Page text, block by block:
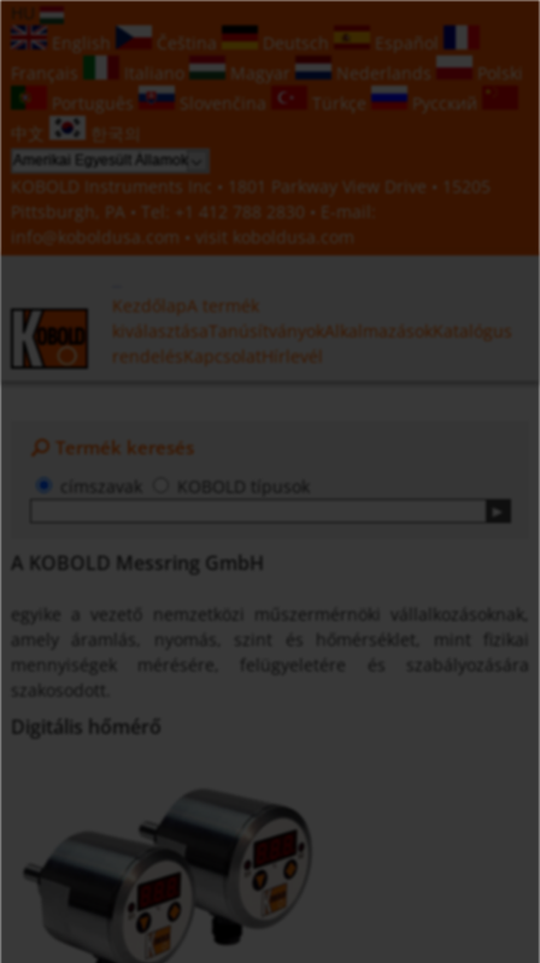
English
Čeština Deutsch
Español
Français
Italiano Magyar Nederlands
Polski
Português
Slovenčina Türkçe
Русский
中文
한국의
KOBOLD Instruments Inc • 1801 Parkway View Drive • 15205
Pittsburgh, PA • Tel:
+1 412 788 2830 • E-mail:
info@koboldusa.com • visit koboldusa.com
Kezdőlap A termék
kiválasztása TanúsítványokAlkalmazásokKatalógus
rendelésKapcsolatHírlevél
Termék keresés
címszavak KOBOLD típusok
A KOBOLD Messring GmbH
egyike a vezető nemzetközi műszermérnöki vállalkozásoknak,
amely áramlás, nyomás, szint és hőmérséklet, mint fizikai
mennyiségek mérésére, felügyeletére és szabályozására
szakosodott.
Digitális hőmérő